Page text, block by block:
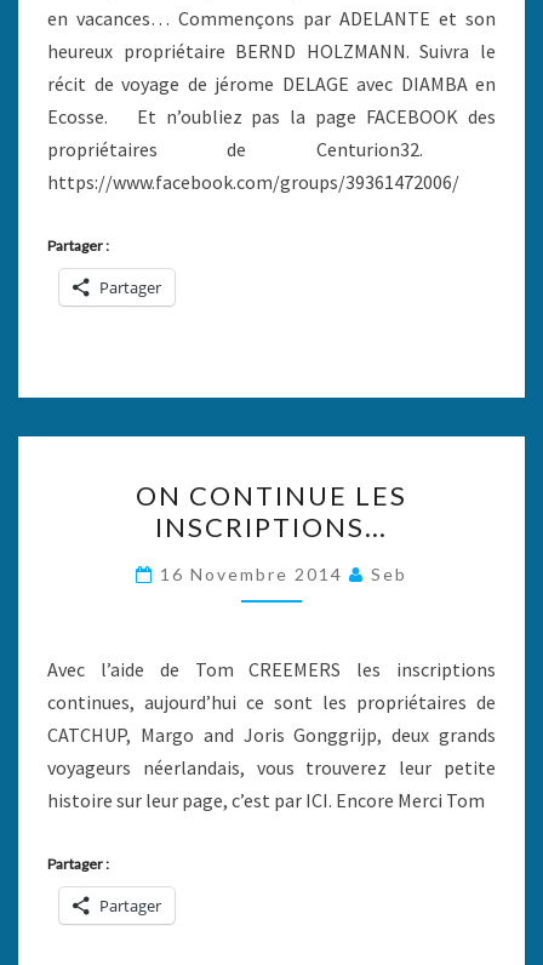
en vacances… Commençons par ADELANTE et son
heureux propriétaire BERND HOLZMANN. Suivra le
récit de voyage de jérome DELAGE avec DIAMBA en
Ecosse. Et n’oubliez pas la page FACEBOOK des
propriétaires de Centurion32.
https://www.facebook.com/groups/39361472006/
Partager :
Partager
CONTINUE
LES
INSCRIPTIONS…
ON CONTINUE LES
INSCRIPTIONS…
16 Novembre 2014 Seb
Avec l’aide de Tom CREEMERS les inscriptions
continues, aujourd’hui ce sont les propriétaires de
CATCHUP, Margo and Joris Gonggrijp, deux grands
voyageurs néerlandais, vous trouverez leur petite
histoire sur leur page, c’est par ICI. Encore Merci Tom
Partager :
Partager